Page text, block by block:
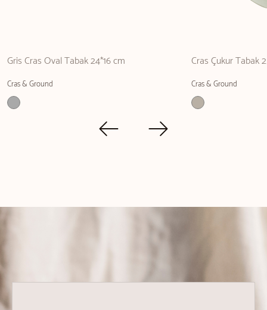
Gris Cras Oval Tabak 24*16 cm
Cras & Ground
Cras Çukur Tabak
Cras & Ground